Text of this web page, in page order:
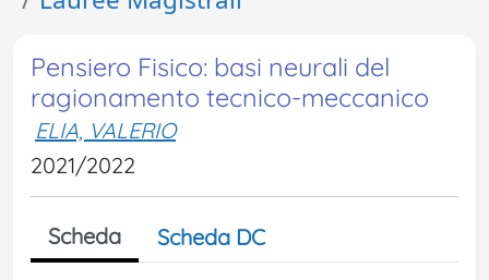
Pensiero Fisico: basi neurali del
ragionamento tecnico-meccanico
ELIA, VALERIO
2021/2022
Scheda Scheda DC